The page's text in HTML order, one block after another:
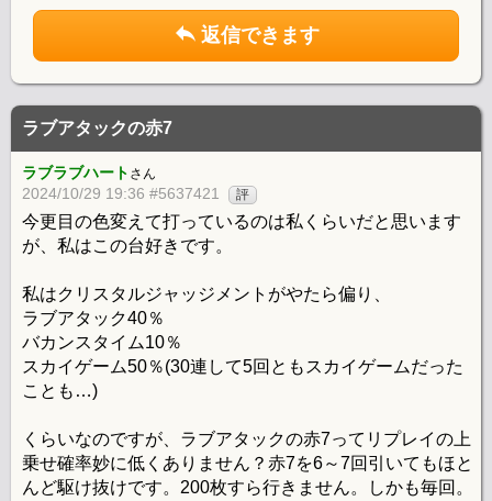
返信できます
ラブアタックの赤7
ラブラブハート さん
2024/10/29 19:36 #5637421 評
今更目の色変えて打っているのは私くらいだと思います
が、私はこの台好きです。
私はクリスタルジャッジメントがやたら偏り、
ラブアタック40％
バカンスタイム10％
スカイゲーム50％(30連して5回ともスカイゲームだった
ことも…)
くらいなのですが、ラブアタックの赤7ってリプレイの上
乗せ確率妙に低くありません？赤7を6～7回引いてもほと
んど駆け抜けです。200枚すら行きません。しかも毎回。